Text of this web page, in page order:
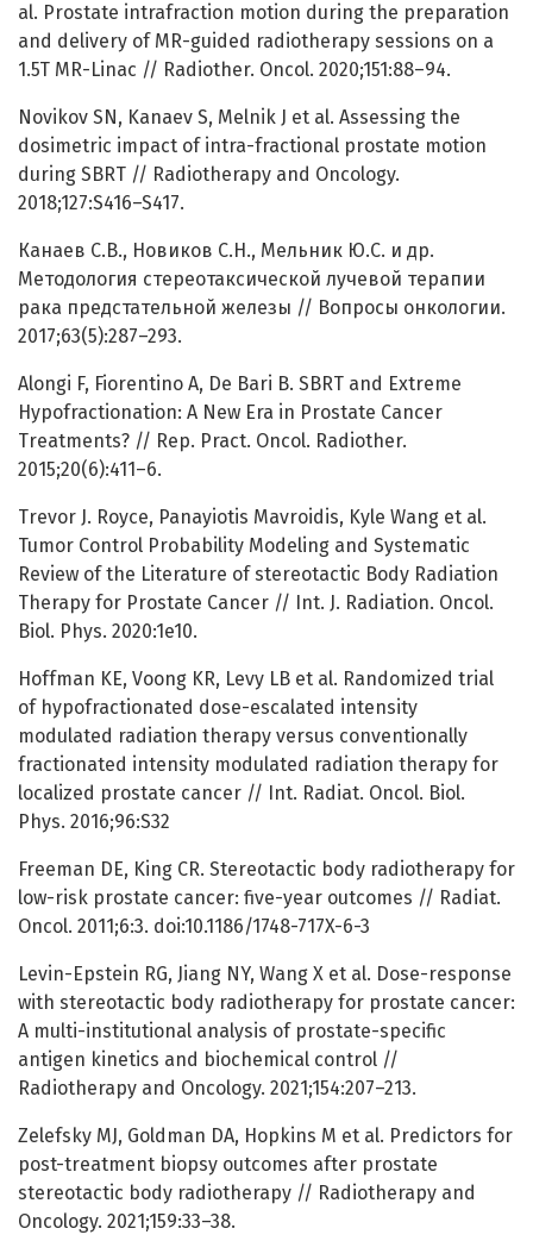
al. Prostate intrafraction motion during the preparation
and delivery of MR-guided radiotherapy sessions on a
1.5T MR-Linac // Radiother. Oncol. 2020;151:88–94.
Novikov SN, Kanaev S, Melnik J et al. Assessing the
dosimetric impact of intra-fractional prostate motion
during SBRT // Radiotherapy and Oncology.
2018;127:S416–S417.
Канаев С.В., Новиков С.Н., Мельник Ю.С. и др.
Методология стереотаксической лучевой терапии
рака предстательной железы // Вопросы онкологии.
2017;63(5):287–293.
Alongi F, Fiorentino A, De Bari B. SBRT and Extreme
Hypofractionation: A New Era in Prostate Cancer
Treatments? // Rep. Pract. Oncol. Radiother.
2015;20(6):411–6.
Trevor J. Royce, Panayiotis Mavroidis, Kyle Wang et al.
Tumor Control Probability Modeling and Systematic
Review of the Literature of stereotactic Body Radiation
Therapy for Prostate Cancer // Int. J. Radiation. Oncol.
Biol. Phys. 2020:1e10.
Hoffman KE, Voong KR, Levy LB et al. Randomized trial
of hypofractionated dose-escalated intensity
modulated radiation therapy versus conventionally
fractionated intensity modulated radiation therapy for
localized prostate cancer // Int. Radiat. Oncol. Biol.
Phys. 2016;96:S32
Freeman DE, King CR. Stereotactic body radiotherapy for
low-risk prostate cancer: five-year outcomes // Radiat.
Oncol. 2011;6:3. doi:10.1186/1748-717X-6-3
Levin-Epstein RG, Jiang NY, Wang X et al. Dose-response
with stereotactic body radiotherapy for prostate cancer:
A multi-institutional analysis of prostate-specific
antigen kinetics and biochemical control //
Radiotherapy and Oncology. 2021;154:207–213.
Zelefsky MJ, Goldman DA, Hopkins M et al. Predictors for
post-treatment biopsy outcomes after prostate
stereotactic body radiotherapy // Radiotherapy and
Oncology. 2021;159:33–38.